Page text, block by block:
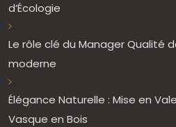
d’Écologie
Le rôle clé du Manager Qualité
moderne
Élégance Naturelle : Mise en
Vasque en Bois